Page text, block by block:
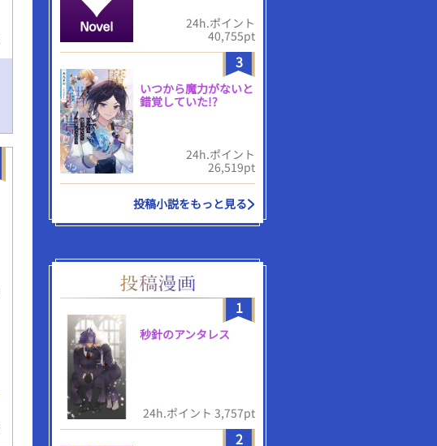
24h.ポイント
40,755pt
3
いつから魔力がないと
錯覚していた!?
24h.ポイント
26,519pt
投稿小説をもっと見る
1
秒針のアンタレス
24h.ポイント 3,757pt
2